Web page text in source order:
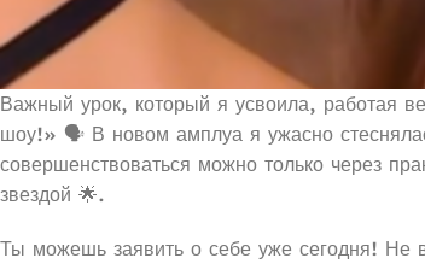
Важный урок, который я усвоила, работая
шоу!» 🗣️ В новом амплуа я ужасно
совершенствоваться можно только через
звездой 🌟.
Ты можешь заявить о себе уже сегодня! Не